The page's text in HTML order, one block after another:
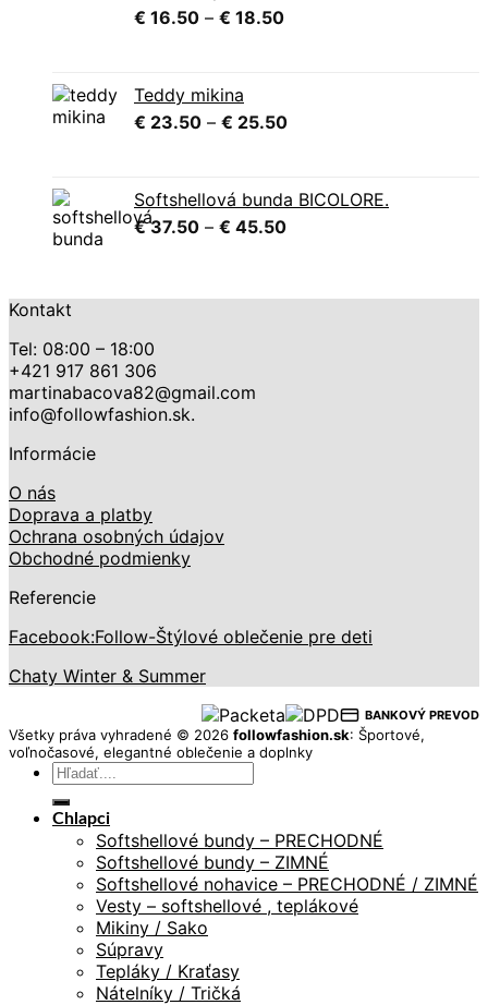
€ 16.50 – € 18.50Price
Teddy mikina
€ 23.50 – € 25.50Price
through
€ 25.50
Softshellová bunda BICOLORE.
€37.50 – € 45.50Price
through
Kontakt
Tel: 08:00 – 18:00
+421 917 861 306
martinabacova82@gmail.com
info@followfashion.sk.
Informácie
O nás
Doprava a platby
Ochrana osobných údajov
Obchodné podmienky
Referencie
Facebook:Follow-Štýlové oblečenie pre deti
Chaty Winter & Summer
BANKOVÝ PREVOD
Všetky práva vyhradené © 2026 followfashion.sk: Športové,
voľnočasové, elegantné oblečenie a doplnky
Hľadať:
Chlapci
Softshellové bundy – PRECHODNÉ
Softshellové bundy – ZIMNÉ
Softshellové nohavice – PRECHODNÉ / ZIMNÉ
Vesty – softshellové , teplákové
Mikiny / Sako
Súpravy
Tepláky / Kraťasy
Nátelníky / Tričká